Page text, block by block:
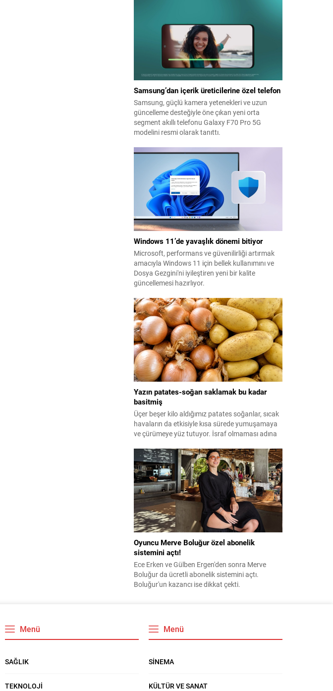
Samsung’dan içerik üreticilerine özel telefon
Samsung, güçlü kamera yetenekleri ve uzun
güncelleme desteğiyle öne çıkan yeni orta
segment akıllı telefonu Galaxy F70 Pro 5G
modelini resmi olarak tanıttı.
Windows 11’de yavaşlık dönemi bitiyor
Microsoft, performans ve güvenilirliği artırmak
amacıyla Windows 11 için bellek kullanımını ve
Dosya Gezgini'ni iyileştiren yeni bir kalite
güncellemesi hazırlıyor.
Yazın patates-soğan saklamak bu kadar
basitmiş
Üçer beşer kilo aldığımız patates soğanlar, sıcak
havaların da etkisiyle kısa sürede yumuşamaya
ve çürümeye yüz tutuyor. İsraf olmaması adına
merak ediliyor. Meğer formülü çok basitmiş...
Oyuncu Merve Boluğur özel abonelik
sistemini açtı!
Ece Erken ve Gülben Ergen'den sonra Merve
Boluğur da ücretli abonelik sistemini açtı.
Boluğur'un kazancı ise dikkat çekti.
Menü
SAĞLIK
TEKNOLOJİ
Menü
SİNEMA
KÜLTÜR VE SANAT